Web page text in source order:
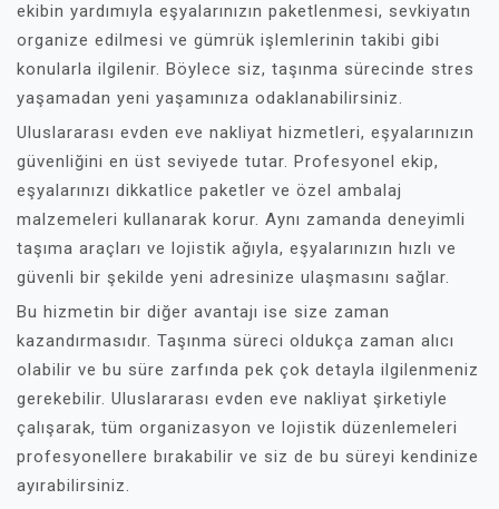
ekibin yardımıyla eşyalarınızın paketlenmesi, sevkiyatın
organize edilmesi ve gümrük işlemlerinin takibi gibi
konularla ilgilenir. Böylece siz, taşınma sürecinde stres
yaşamadan yeni yaşamınıza odaklanabilirsiniz.
Uluslararası evden eve nakliyat hizmetleri, eşyalarınızın
güvenliğini en üst seviyede tutar. Profesyonel ekip,
eşyalarınızı dikkatlice paketler ve özel ambalaj
malzemeleri kullanarak korur. Aynı zamanda deneyimli
taşıma araçları ve lojistik ağıyla, eşyalarınızın hızlı ve
güvenli bir şekilde yeni adresinize ulaşmasını sağlar.
Bu hizmetin bir diğer avantajı ise size zaman
kazandırmasıdır. Taşınma süreci oldukça zaman alıcı
olabilir ve bu süre zarfında pek çok detayla ilgilenmeniz
gerekebilir. Uluslararası evden eve nakliyat şirketiyle
çalışarak, tüm organizasyon ve lojistik düzenlemeleri
profesyonellere bırakabilir ve siz de bu süreyi kendinize
ayırabilirsiniz.